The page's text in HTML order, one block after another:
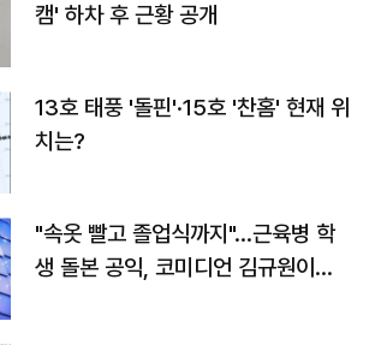
캠' 하차 후 근황 공개
13호 태풍 '돌핀'·15호 '찬홈' 현재 위
치는?
"속옷 빨고 졸업식까지"…근육병 학
생 돌본 공익, 코미디언 김규원이었